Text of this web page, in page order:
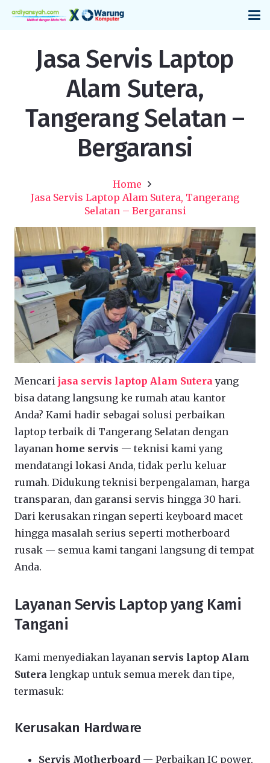
Jasa Servis Laptop
Alam Sutera,
Tangerang Selatan –
Bergaransi
Home
Jasa Servis Laptop Alam Sutera, Tangerang
Selatan – Bergaransi
Mencari jasa servis laptop Alam Suterayang
bisa datang langsung ke rumah atau kantor
Anda? Kami hadir sebagai solusi perbaikan
laptop terbaik di Tangerang Selatan dengan
layanan home servis — teknisi kami yang
mendatangi lokasi Anda, tidak perlu keluar
rumah. Didukung teknisi berpengalaman, harga
transparan, dan garansi servis hingga 30 hari.
Dari kerusakan ringan seperti keyboard macet
hingga masalah serius seperti motherboard
rusak — semua kami tangani langsung di tempat
Anda.
Layanan Servis Laptop yang Kami
Tangani
Kami menyediakan layanan servis laptop Alam
Sutera lengkap untuk semua merek dan tipe,
termasuk:
Kerusakan Hardware
Servis Motherboard — Perbaikan IC power,